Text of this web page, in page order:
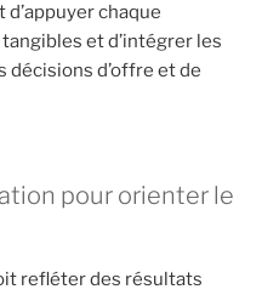
chaque
et d’intégrer les
décisions d’offre et de
pour orienter le
refléter des résultats